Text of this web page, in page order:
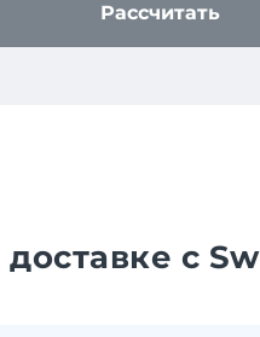
Рассчитать
доставке с